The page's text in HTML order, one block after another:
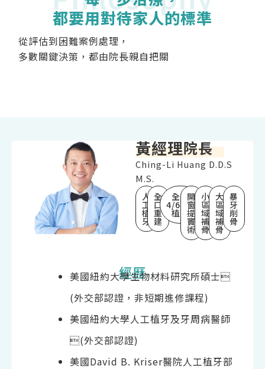
都要用對待家人的標準
從評估到困難案例處理，
多數關鍵決策，都由院長親自把關
黃經理院長
Ching-Li Huang D.D.S
M.S.
人
工
植
牙
全
口
重
建
全口
4/6/10
植牙
開
窗
提
竇
術
小
區
域
補
骨
大
區
域
補
骨
暴
牙
削
骨
經歷
美國紐約大學生物材料研究所碩士
(外交部認證，非短期進修課程)
美國紐約大學人工植牙及牙周病醫師
(外交部認證)
美國David B. Kriser醫院人工植牙部